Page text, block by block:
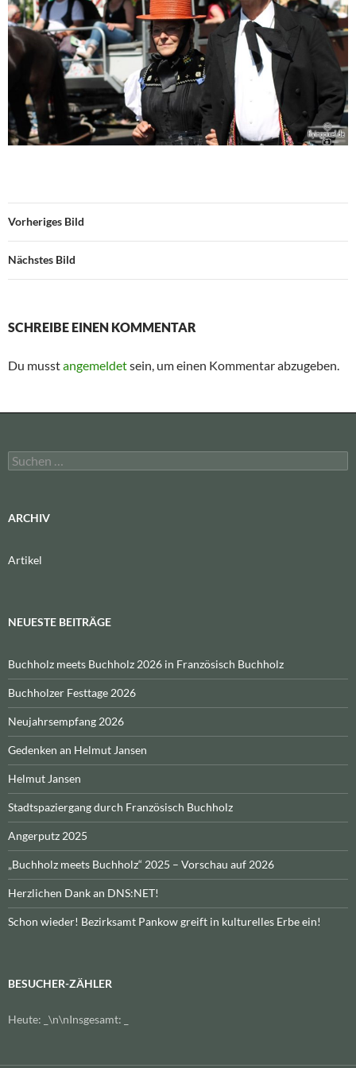
Vorheriges Bild
Nächstes Bild
SCHREIBE EINEN KOMMENTAR
Du musstangemeldetsein, um einen Kommentar abzugeben.
Suchen
nach:
ARCHIV
Artikel
NEUESTE BEITRÄGE
Buchholz meets Buchholz 2026 in Französisch Buchholz
Buchholzer Festtage 2026
Neujahrsempfang 2026
Gedenken an Helmut Jansen
Helmut Jansen
Stadtspaziergang durch Französisch Buchholz
Angerputz 2025
„Buchholz meets Buchholz“ 2025 – Vorschau auf 2026
Herzlichen Dank an DNS:NET!
Schon wieder! Bezirksamt Pankow greift in kulturelles Erbe ein!
BESUCHER-ZÄHLER
Heute: \n\nInsgesamt: